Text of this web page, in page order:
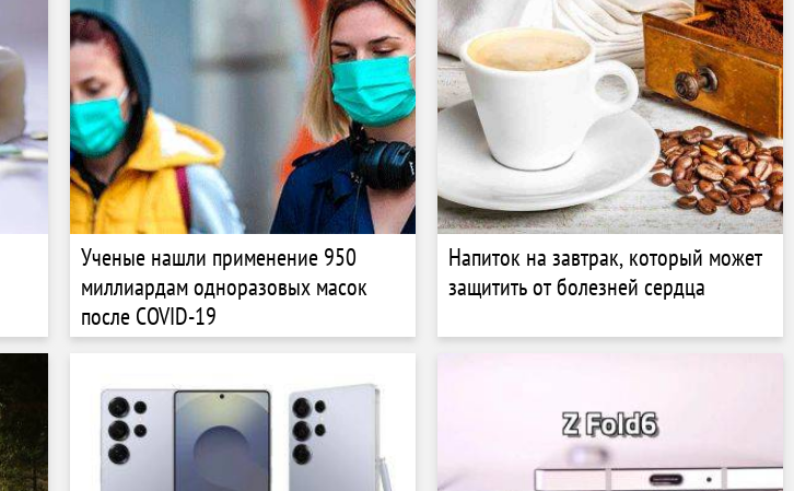
Ученые нашли применение 950
миллиардам одноразовых масок
после COVID-19
Напиток на завтрак, который может
защитить от болезней сердца